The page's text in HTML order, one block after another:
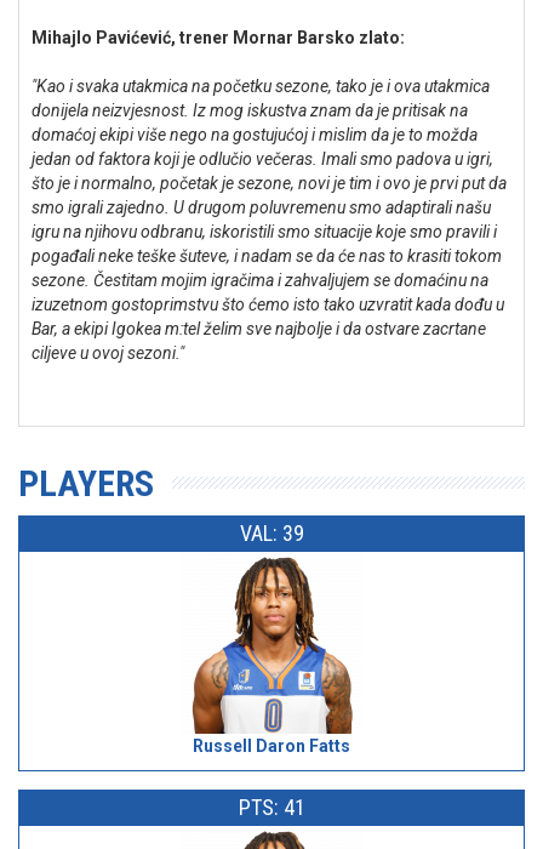
Mihajlo Pavićević, trener Mornar Barsko zlato:
"Kao i svaka utakmica na početku sezone, tako je i ova utakmica
donijela neizvjesnost. Iz mog iskustva znam da je pritisak na
domaćoj ekipi više nego na gostujućoj i mislim da je to možda
jedan od faktora koji je odlučio večeras. Imali smo padova u igri,
što je i normalno, početak je sezone, novi je tim i ovo je prvi put da
smo igrali zajedno. U drugom poluvremenu smo adaptirali našu
igru na njihovu odbranu, iskoristili smo situacije koje smo pravili i
pogađali neke teške šuteve, i nadam se da će nas to krasiti tokom
sezone. Čestitam mojim igračima i zahvaljujem se domaćinu na
izuzetnom gostoprimstvu što ćemo isto tako uzvratit kada dođu u
Bar, a ekipi Igokea m:tel želim sve najbolje i da ostvare zacrtane
ciljeve u ovoj sezoni."
PLAYERS
VAL: 39
Russell Daron Fatts
PTS: 41